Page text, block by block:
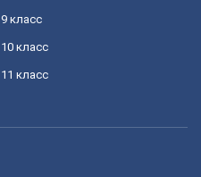
9 класс
10 класс
11 класс